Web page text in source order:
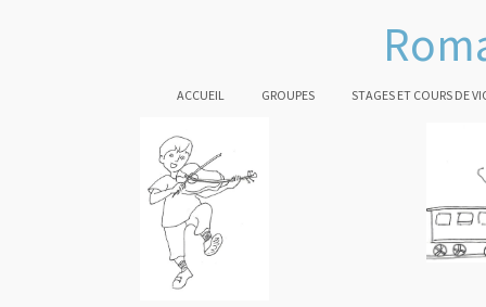
ACCUEIL GROUPES STAGES ET COURS DE